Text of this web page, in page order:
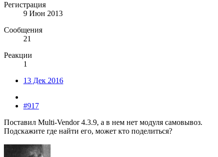
Регистрация
9 Июн 2013
Сообщения
21
Реакции
1
13 Дек 2016
#917
Поставил Multi-Vendor 4.3.9, а в нем нет модуля самовывоз.
Подскажите где найти его, может кто поделиться?